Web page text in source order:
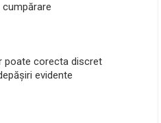
poate corecta discret
evidente